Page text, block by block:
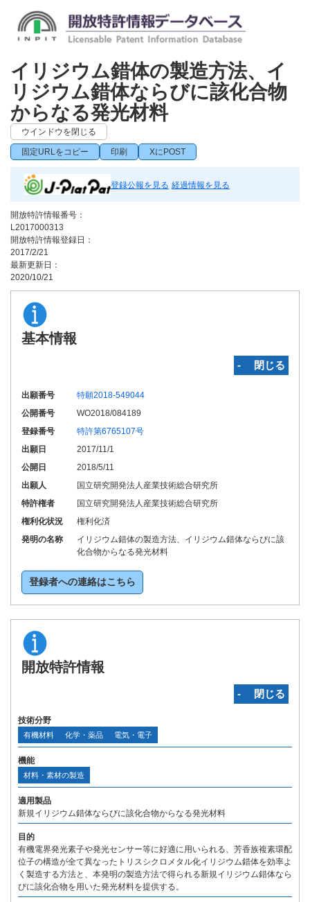
イリジウム錯体の製造方法、イ
リジウム錯体ならびに該化合物
からなる発光材料
ウインドウを閉じる
固定URLをコピー 印刷 XにPOST
登録公報を見る 経過情報を見る
開放特許情報番号：
L2017000313
開放特許情報登録日：
2017/2/21
最新更新日：
2020/10/21
基本情報
‐ 閉じる
出願番号
特願2018-549044
公開番号
WO2018/084189
登録番号
特許第6765107号
出願日
2017/11/1
公開日
2018/5/11
出願人
国立研究開発法人産業技術総合研究所
特許権者
国立研究開発法人産業技術総合研究所
権利化状況
権利化済
発明の名称
イリジウム錯体の製造方法、イリジウム錯体ならびに該
化合物からなる発光材料
登録者への連絡はこちら
開放特許情報
‐ 閉じる
技術分野
有機材料 化学・薬品 電気・電子
機能
材料・素材の製造
適用製品
新規イリジウム錯体ならびに該化合物からなる発光材料
目的
有機電界発光素子や発光センサー等に好適に用いられる、芳香族複素環配
位子の構造が全て異なったトリスシクロメタル化イリジウム錯体を効率よ
く製造する方法と、本発明の製造方法で得られる新規イリジウム錯体なら
びに該化合物を用いた発光材料を提供する。